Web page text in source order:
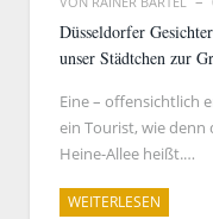
Düsseldorfer
unser Städtchen zur
Eine – offensichtlich
ein Tourist, wie denn
Heine-Allee heißt.…
WEITERLESEN